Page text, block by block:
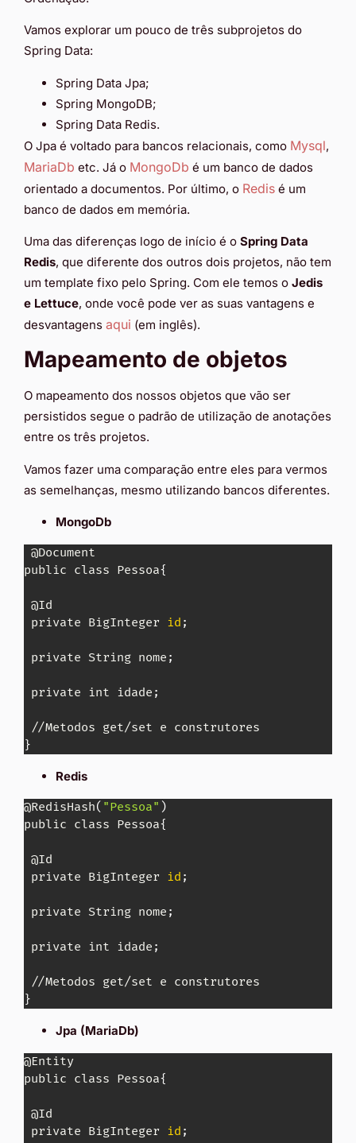
Vamos explorar um pouco de três subprojetos do
Spring Data:
Spring Data Jpa;
Spring MongoDB;
Spring Data Redis.
O Jpa é voltado para bancos relacionais, como Mysql,
MariaDb etc. Já o MongoDb é um banco de dados
orientado a documentos. Por último, o Redis é um
banco de dados em memória.
Uma das diferenças logo de início é o Spring Data
Redis, que diferente dos outros dois projetos, não tem
um template fixo pelo Spring. Com ele temos o Jedis
e Lettuce, onde você pode ver as suas vantagens e
desvantagens aqui (em inglês).
Mapeamento de objetos
O mapeamento dos nossos objetos que vão ser
persistidos segue o padrão de utilização de anotações
entre os três projetos.
Vamos fazer uma comparação entre eles para vermos
as semelhanças, mesmo utilizando bancos diferentes.
MongoDb
public class Pessoa{
private BigInteger id ;
private String nome ;
private int idade ;
}
Redis
@RedisHash( "Pessoa" )
public class Pessoa{
private BigInteger id ;
private String nome ;
private int idade ;
}
Jpa (MariaDb)
@Entity
public class Pessoa{
private BigInteger id ;